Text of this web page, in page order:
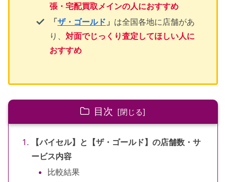
張・宅配買取メインの人におすすめ
「ザ・ゴールド 」 は全国各地に店舗があ
り、 対面でじっくり査定してほしい人に
おすすめ
目次
【バイセル】と【ザ・ゴールド】の店舗数・サ
ービス内容
比較結果